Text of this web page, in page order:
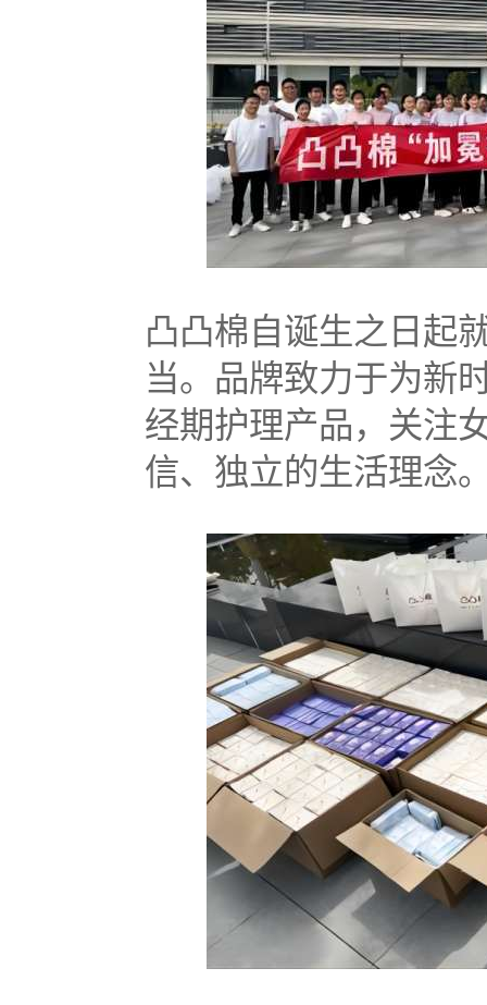
凸凸棉自诞生之日起
当。品牌致力于为新
经期护理产品，关注
信、独立的生活理念